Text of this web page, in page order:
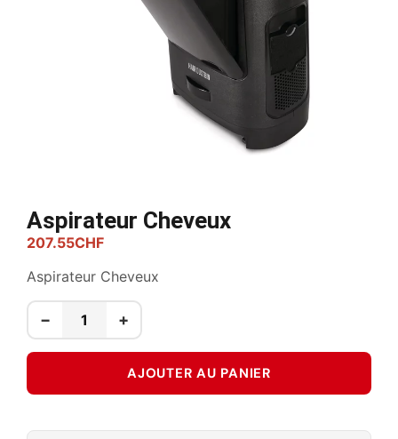
Aspirateur Cheveux
207.55CHF
Aspirateur Cheveux
− +
AJOUTER AU PANIER